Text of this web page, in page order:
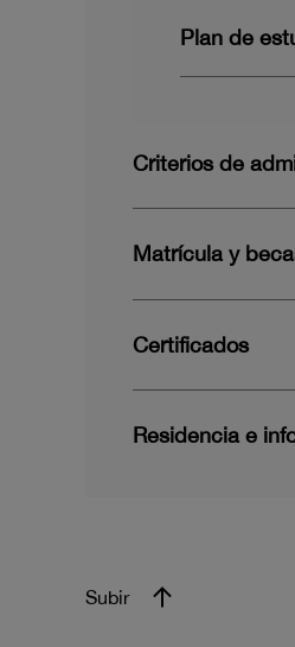
Plan de
Criterios de
Matrícula y
Certificados
Residencia e
Subir